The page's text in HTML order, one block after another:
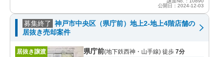
公開日：2024-12-03
募集終了 神戸市中央区（県庁前）地上2-地上4階店舗の
居抜き売却案件
居抜き譲渡 県庁前(地下鉄西神・山手線) 徒歩 7分